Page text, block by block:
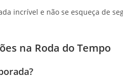
incrível e não se esqueça de
na Roda do Tempo